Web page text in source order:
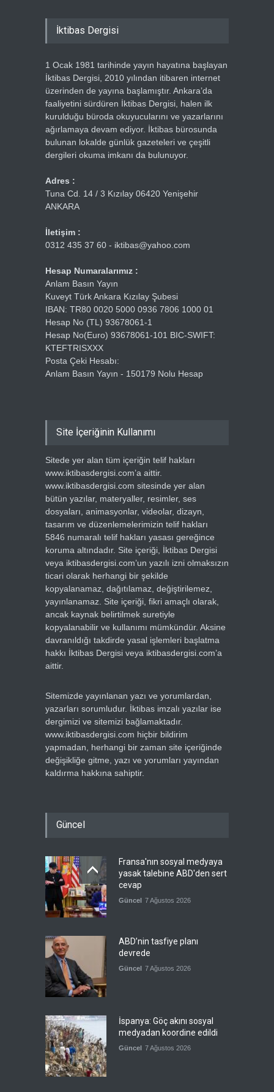
İktibas Dergisi
1 Ocak 1981 tarihinde yayın hayatına başlayan
İktibas Dergisi, 2010 yılından itibaren internet
üzerinden de yayına başlamıştır. Ankara’da
faaliyetini sürdüren İktibas Dergisi, halen ilk
kurulduğu büroda okuyucularını ve yazarlarını
ağırlamaya devam ediyor. İktibas bürosunda
bulunan lokalde günlük gazeteleri ve çeşitli
dergileri okuma imkanı da bulunuyor.
Adres :
Tuna Cd. 14 / 3 Kızılay 06420 Yenişehir
ANKARA
İletişim :
0312 435 37 60 - iktibas@yahoo.com
Hesap Numaralarımız :
Anlam Basın Yayın
Kuveyt Türk Ankara Kızılay Şubesi
IBAN: TR80 0020 5000 0936 7806 1000 01
Hesap No (TL) 93678061-1
Hesap No(Euro) 93678061-101 BIC-SWIFT:
KTEFTRISXXX
Posta Çeki Hesabı:
Anlam Basın Yayın - 150179 Nolu Hesap
Site İçeriğinin Kullanımı
Sitede yer alan tüm içeriğin telif hakları
www.iktibasdergisi.com’a aittir.
www.iktibasdergisi.com sitesinde yer alan
bütün yazılar, materyaller, resimler, ses
dosyaları, animasyonlar, videolar, dizayn,
tasarım ve düzenlemelerimizin telif hakları
5846 numaralı telif hakları yasası gereğince
koruma altındadır. Site içeriği, İktibas Dergisi
veya iktibasdergisi.com’un yazılı izni olmaksızın
ticari olarak herhangi bir şekilde
kopyalanamaz, dağıtılamaz, değiştirilemez,
yayınlanamaz. Site içeriği, fikri amaçlı olarak,
ancak kaynak belirtilmek suretiyle
kopyalanabilir ve kullanımı mümkündür. Aksine
davranıldığı takdirde yasal işlemleri başlatma
hakkı İktibas Dergisi veya iktibasdergisi.com’a
aittir.
Sitemizde yayınlanan yazı ve yorumlardan,
yazarları sorumludur. İktibas imzalı yazılar ise
dergimizi ve sitemizi bağlamaktadır.
www.iktibasdergisi.com hiçbir bildirim
yapmadan, herhangi bir zaman site içeriğinde
değişikliğe gitme, yazı ve yorumları yayından
kaldırma hakkına sahiptir.
Güncel
Fransa'nın sosyal medyaya
yasak talebine ABD'den sert
cevap
Güncel 7 Ağustos 2026
ABD’nin tasfiye planı
devrede
Güncel 7 Ağustos 2026
İspanya: Göç akını sosyal
medyadan koordine edildi
Güncel 7 Ağustos 2026